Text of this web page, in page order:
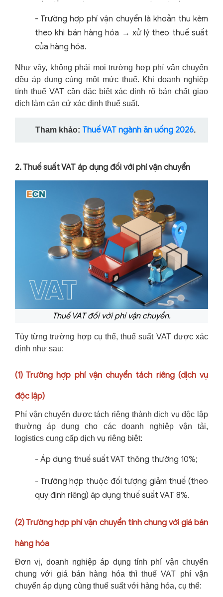
- Trường hợp phí vận chuyển là khoản thu kèm
theo khi bán hàng hóa → xử lý theo thuế suất
của hàng hóa.
Như vậy, không phải mọi trường hợp phí vận chuyển
đều áp dụng cùng một mức thuế. Khi doanh nghiệp
tính thuế VAT cần đặc biệt xác định rõ bản chất giao
dịch làm căn cứ xác định thuế suất.
Tham khảo: Thuế VAT ngành ăn uống 2026.
2. Thuế suất VAT áp dụng đối với phí vận chuyển
Thuế VAT đối với phí vận chuyển.
Tùy từng trường hợp cụ thể, thuế suất VAT được xác
định như sau:
(1) Trường hợp phí vận chuyển tách riêng (dịch vụ
độc lập)
Phí vận chuyển được tách riêng thành dịch vụ độc lập
thường áp dụng cho các doanh nghiệp vận tải,
logistics cung cấp dịch vụ riêng biệt:
- Áp dụng thuế suất VAT thông thường 10%;
- Trường hợp thuộc đối tượng giảm thuế (theo
quy định riêng) áp dụng thuế suất VAT 8%.
(2) Trường hợp phí vận chuyển tính chung với giá bán
hàng hóa
Đơn vị, doanh nghiệp áp dụng tính phí vận chuyển
chung với giá bán hàng hóa thì thuế VAT phí vận
chuyển áp dụng cùng thuế suất với hàng hóa, cụ thể: